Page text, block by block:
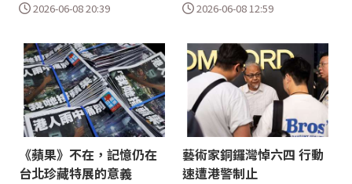
2026-06-08 20:39 2026-06-08 12:59
《蘋果》不在，記憶仍在
台北珍藏特展的意義
藝術家銅鑼灣悼六四 行動
速遭港警制止